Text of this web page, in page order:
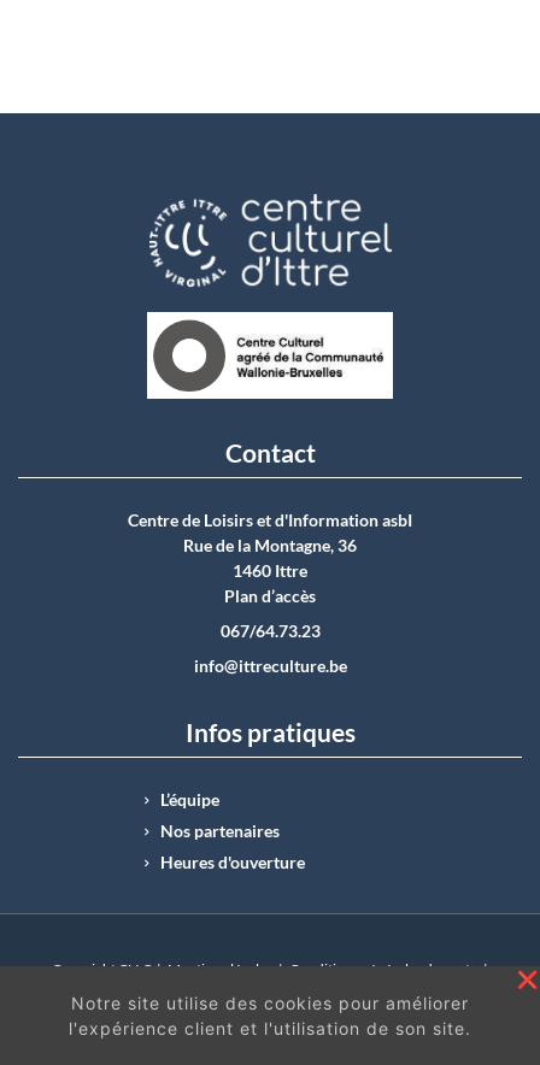
Contact
Centre de Loisirs et d'Information asbI
Rue de la Montagne, 36
1460 Ittre
Plan d’accès
067/64.73.23
info@ittreculture.be
Infos pratiques
L’équipe
Nos partenaires
Heures d'ouverture
Copyright CLI © | Mentions légales | Conditions générales de vente |
N°Entreprise : BE0414.742.009 |
BE50 0012 6285 4518
Notre site utilise des cookies pour améliorer
l'expérience client et l'utilisation de son site.